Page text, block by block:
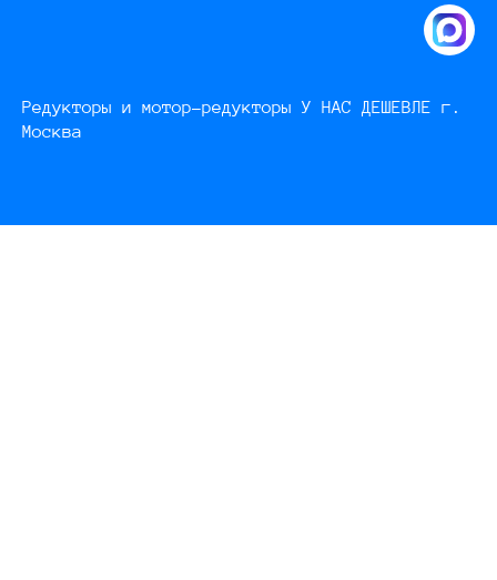
Редукторы и мотор-редукторы У НАС ДЕШЕВЛЕ г.
Москва